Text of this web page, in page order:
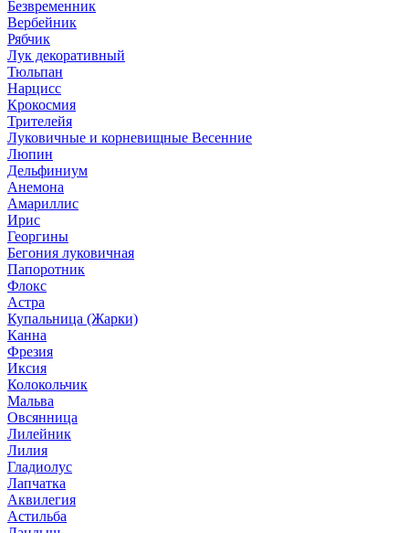
Безвременник
Вербейник
Рябчик
Лук декоративный
Тюльпан
Нарцисс
Крокосмия
Трителейя
Луковичные и корневищные Весенние
Люпин
Дельфиниум
Анемона
Амариллис
Ирис
Георгины
Бегония луковичная
Папоротник
Флокс
Астра
Купальница (Жарки)
Канна
Фрезия
Иксия
Колокольчик
Мальва
Овсянница
Лилейник
Лилия
Гладиолус
Лапчатка
Аквилегия
Астильба